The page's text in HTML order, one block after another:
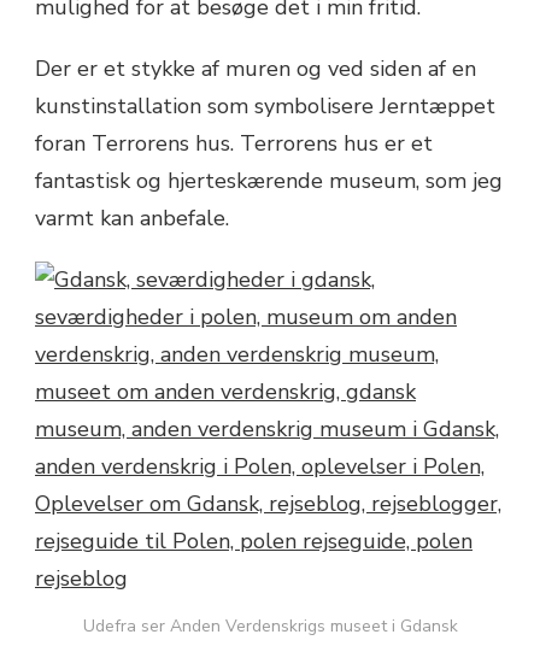
mulighed for at besøge det i min fritid.
Der er et stykke af muren og ved siden af en
kunstinstallation som symbolisere Jerntæppet
foran Terrorens hus. Terrorens hus er et
fantastisk og hjerteskærende museum, som jeg
varmt kan anbefale.
Udefra ser Anden Verdenskrigs museet i Gdansk